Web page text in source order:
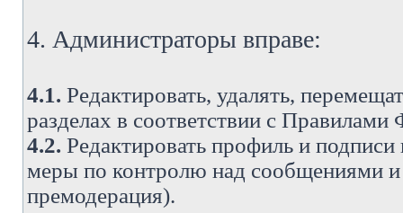
4. Администраторы вправе:
4.1. Редактировать, удалять,
разделах в соответствии с
4.2. Редактировать профиль и
меры по контролю над сообщениями
премодерация).